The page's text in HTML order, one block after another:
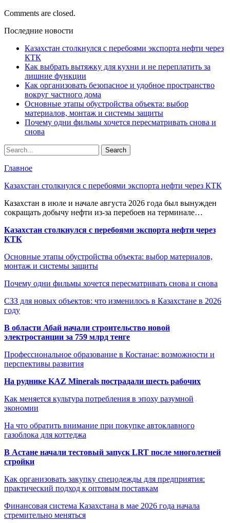
Comments are closed.
Последние новости
Казахстан столкнулся с перебоями экспорта нефти через
КТК
Как выбрать вытяжку для кухни и не переплатить за
лишние функции
Как организовать безопасное и удобное пространство
вокруг частного дома
Основные этапы обустройства объекта: выбор
материалов, монтаж и системы защиты
Почему одни фильмы хочется пересматривать снова и
снова
Главное
Казахстан столкнулся с перебоями экспорта нефти через КТК
Казахстан в июле и начале августа 2026 года был вынужден
сокращать добычу нефти из-за перебоев на терминале…
Казахстан столкнулся с перебоями экспорта нефти через
КТК
Основные этапы обустройства объекта: выбор материалов,
монтаж и системы защиты
Почему одни фильмы хочется пересматривать снова и снова
СЗЗ для новых объектов: что изменилось в Казахстане в 2026
году
В области Абай начали строительство новой
электростанции за 759 млрд тенге
Профессиональное образование в Костанае: возможности и
перспективы развития
На руднике KAZ Minerals пострадали шесть рабочих
Как меняется культура потребления в эпоху разумной
экономии
На что обратить внимание при покупке автоклавного
газоблока для коттеджа
В Астане начали тестовый запуск LRT после многолетней
стройки
Как организовать закупку спецодежды для предприятия:
практический подход к оптовым поставкам
Финансовая система Казахстана в мае 2026 года начала
стремительно меняться